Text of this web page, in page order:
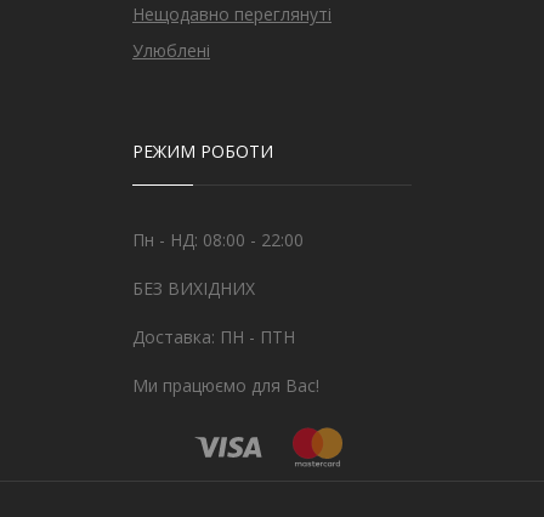
Нещодавно переглянуті
Улюблені
РЕЖИМ РОБОТИ
Пн - НД: 08:00 - 22:00
БЕЗ ВИХІДНИХ
Доставка: ПН - ПТН
Ми працюємо для Вас!